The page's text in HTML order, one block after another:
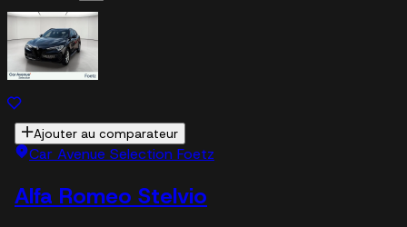
Ajouter au comparateur
Car Avenue Selection Foetz
Alfa Romeo Stelvio